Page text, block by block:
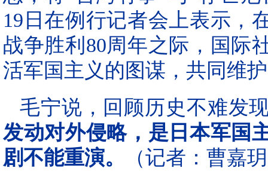
19日在例行记者会上表示，
战争胜利80周年之际，国际
活军国主义的图谋，共同维
毛宁说，回顾历史不难发
发动对外侵略，是日本军国
剧不能重演。
（记者：曹嘉